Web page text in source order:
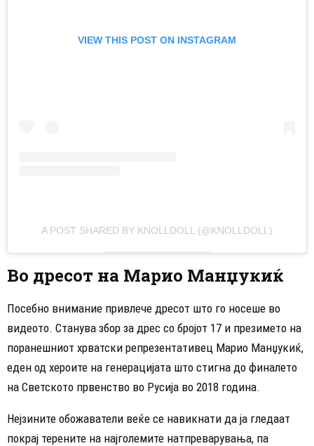
VIEW THIS POST ON INSTAGRAM
A POST SHARED BY KNOLLDOLL (@KNOLLDOLL)
Во дресот на Марио Манџукиќ
Посебно внимание привлече дресот што го носеше во
видеото. Станува збор за дрес со бројот 17 и презимето на
поранешниот хрватски репрезентативец Марио Манџукиќ,
еден од хероите на генерацијата што стигна до финалето
на Светското првенство во Русија во 2018 година.
Нејзините обожаватели веќе се навикнати да ја гледаат
покрај терените на најголемите натпреварувања, па